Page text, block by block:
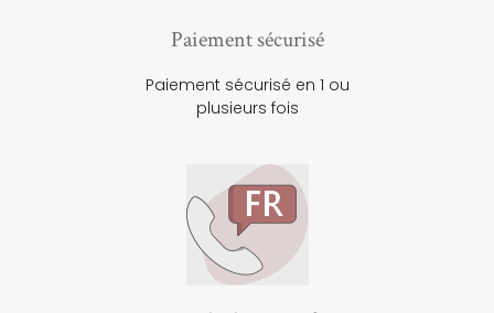
Paiement sécurisé
Paiement sécurisé en 1 ou
plusieurs fois